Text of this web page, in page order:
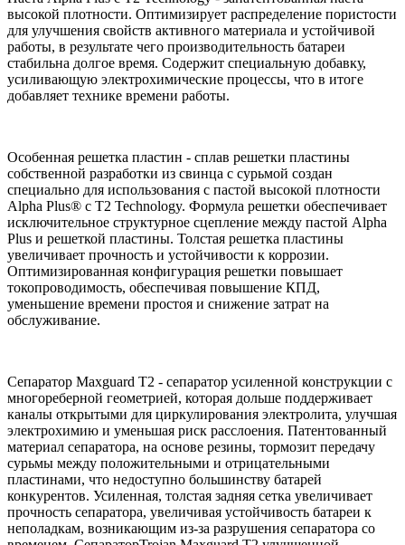
высокой плотности. Оптимизирует распределение пористости
для улучшения свойств активного материала и устойчивой
работы, в результате чего производительность батареи
стабильна долгое время. Содержит специальную добавку,
усиливающую электрохимические процессы, что в итоге
добавляет технике времени работы.
Особенная решетка пластин - сплав решетки пластины
собственной разработки из свинца с сурьмой создан
специально для использования с пастой высокой плотности
Alpha Plus® с T2 Technology. Формула решетки обеспечивает
исключительное структурное сцепление между пастой Alpha
Plus и решеткой пластины. Толстая решетка пластины
увеличивает прочность и устойчивости к коррозии.
Оптимизированная конфигурация решетки повышает
токопроводимость, обеспечивая повышение КПД,
уменьшение времени простоя и снижение затрат на
обслуживание.
Сепаратор Maxguard T2 - сепаратор усиленной конструкции c
многореберной геометрией, которая дольше поддерживает
каналы открытыми для циркулирования электролита, улучшая
электрохимию и уменьшая риск расслоения. Патентованный
материал сепаратора, на основе резины, тормозит передачу
сурьмы между положительными и отрицательными
пластинами, что недоступно большинству батарей
конкурентов. Усиленная, толстая задняя сетка увеличивает
прочность сепаратора, увеличивая устойчивость батареи к
неполадкам, возникающим из-за разрушения сепаратора со